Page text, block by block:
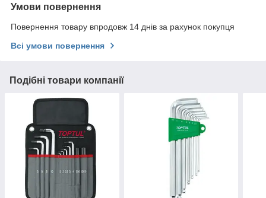
Умови повернення
Повернення товару впродовж 14 днів за рахунок покупця
Всі умови повернення
Подібні товари компанії